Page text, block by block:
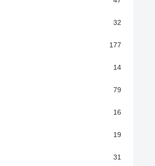
32
177
14
79
16
19
31